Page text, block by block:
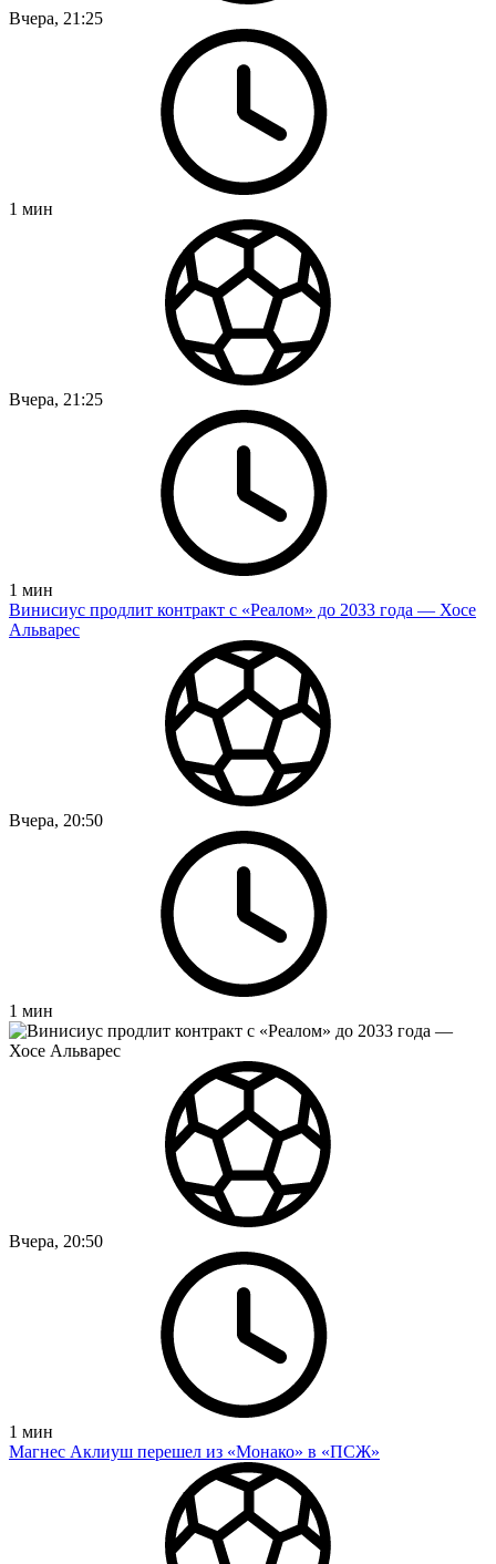
Вчера, 21:25
1 мин
Вчера, 21:25
1 мин
Винисиус продлит контракт с «Реалом» до 2033 года — Хосе
Альварес
Вчера, 20:50
1 мин
Вчера, 20:50
1 мин
Магнес Аклиуш перешел из «Монако» в «ПСЖ»